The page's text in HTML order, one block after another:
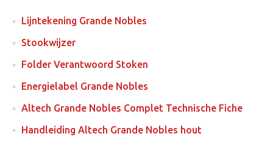
Lijntekening Grande Nobles
Stookwijzer
Folder Verantwoord Stoken
Energielabel Grande Nobles
Altech Grande Nobles Complet Technische Fiche
Handleiding Altech Grande Nobles hout